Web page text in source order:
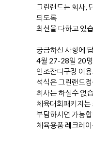
그린랜드는 회사,
되도록
최선을 다하고 있
궁금하신 사항에
4월 27-28일 20명
인조잔디구장 이
석식은 그린랜드
취사는 하실수 없
체육대회패키지
부담하시면 가능
체육용품 레크레